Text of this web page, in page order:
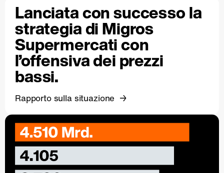
Lanciata con successo la
strategia di Migros
Supermercati con
l’offensiva dei prezzi
bassi.
Rapporto sulla situazione